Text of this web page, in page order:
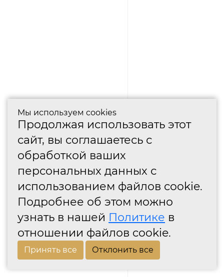
Мы используем cookies
Продолжая использовать этот
сайт, вы соглашаетесь с
обработкой ваших
персональных данных с
использованием файлов cookie.
Подробнее об этом можно
узнать в нашей Политике в
отношении файлов cookie.
Принять все Отклонить все